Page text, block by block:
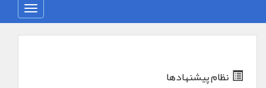
نظام پیشنهادها